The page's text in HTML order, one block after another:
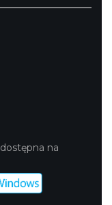
dostępna na